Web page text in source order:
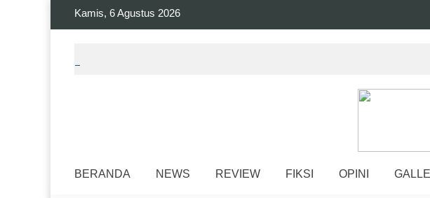
Kamis, 6 Agustus 2026
BERANDA NEWS REVIEW FIKSI OPINI